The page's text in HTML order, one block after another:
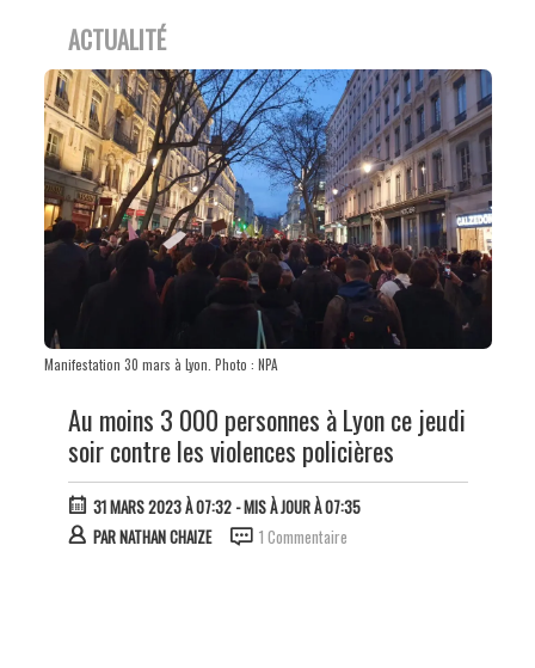
ACTUALITÉ
Manifestation 30 mars à Lyon. Photo : NPA
Au moins 3 000 personnes à Lyon ce jeudi
soir contre les violences policières
31 MARS 2023 À 07:32- MIS À JOUR À 07:35
PARNATHAN CHAIZE 1 Commentaire